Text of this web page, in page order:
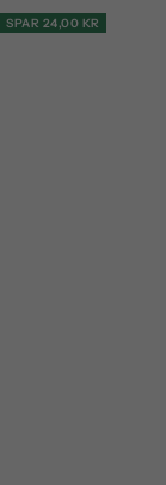
SPAR 24,00 KR